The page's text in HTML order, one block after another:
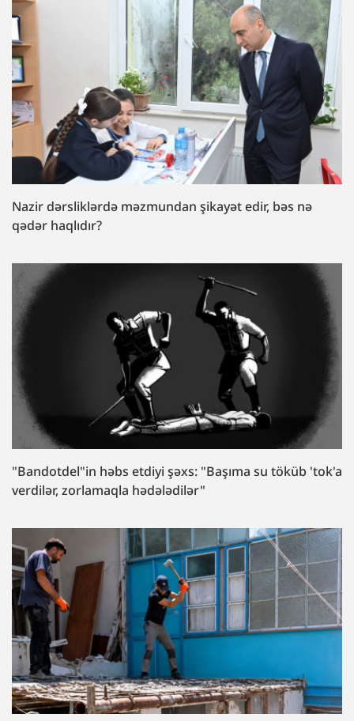
Nazir dərsliklərdə məzmundan şikayət edir, bəs nə
qədər haqlıdır?
"Bandotdel"in həbs etdiyi şəxs: "Başıma su töküb 'tok'a
verdilər, zorlamaqla hədələdilər"